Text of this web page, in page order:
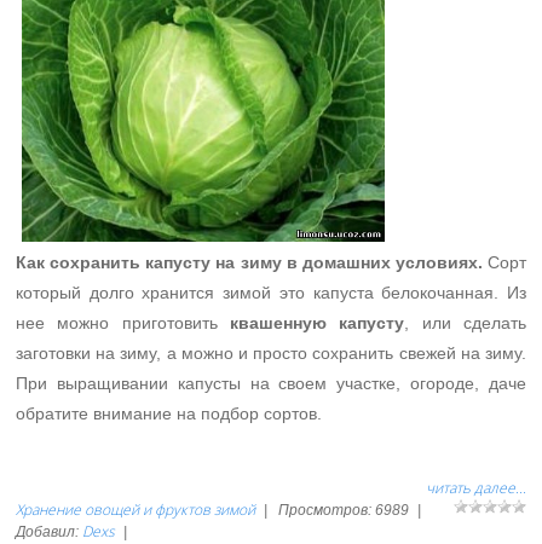
Как сохранить капусту на зиму в домашних условиях. Сорт
который долго хранится зимой это капуста белокочанная. Из
нее можно приготовить квашенную капусту , или сделать
заготовки на зиму, а можно и просто сохранить свежей на зиму.
При выращивании капусты на своем участке, огороде, даче
обратите внимание на подбор сортов.
читать далее...
Хранение овощей и фруктов зимой
Просмотров: 6989
Добавил: Dexs